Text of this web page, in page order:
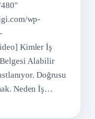
wp-
Kimler İş
Alabilir
Doğrusu
Neden İş
sonra yasa…